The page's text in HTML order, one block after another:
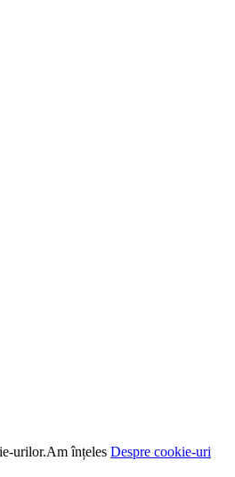
urilor.Am înțeles Despre cookie-uri